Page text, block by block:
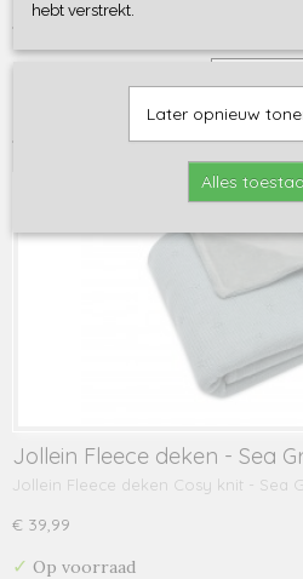
opties
Jollein Fleece deken - Sea
Jollein Fleece deken Cosy knit - Sea
€ 39,99
✓ Op voorraad
hebt verstrekt.
Later opnieuw
Alles